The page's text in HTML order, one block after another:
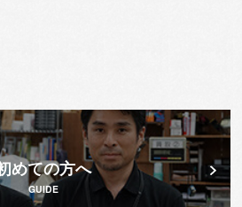
めての方へ
GUIDE